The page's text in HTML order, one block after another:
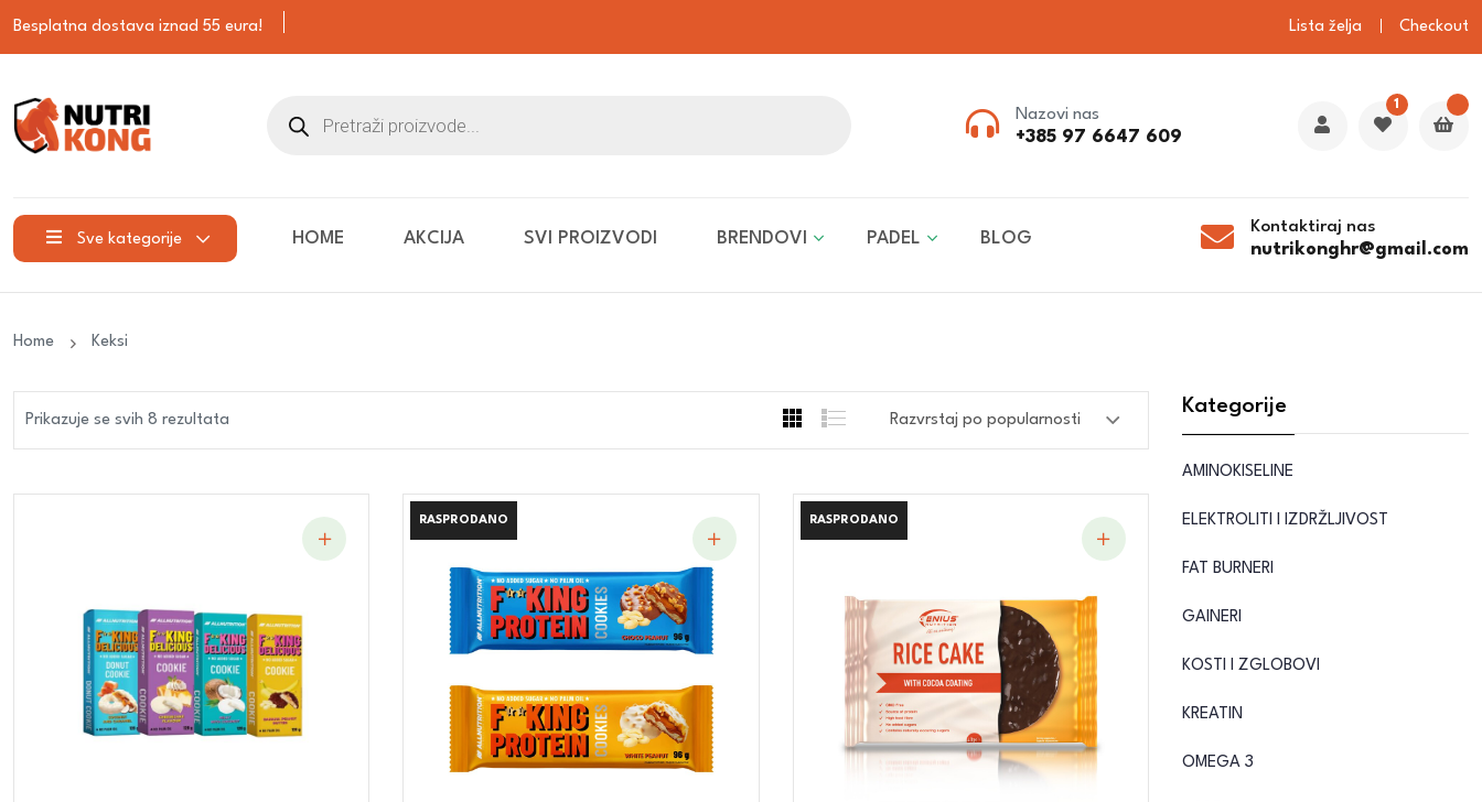
Besplatna dostava iznad 55 eura! Lista želja Checkout
Nazovi nas
+385 97 6647 609
1
Sve kategorije HOME AKCIJA SVI PROIZVODI BRENDOVI PADEL BLOG
Kontaktiraj nas
nutrikonghr@gmail.com
Home Keksi
Prikazuje se svih 8 rezultata
RASPRODANO
RASPRODANO RASPRODANO
RASPRODANO
Kategorije
AMINOKISELINE
ELEKTROLITI I IZDRŽLJIVOST
FAT BURNERI
GAINERI
KOSTI I ZGLOBOVI
KREATIN
OMEGA 3